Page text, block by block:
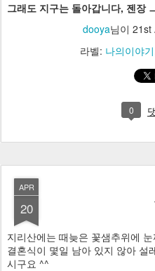
그래도 지구는 돌아갑니다, 젠장
dooya님이 21st
라벨: 나의이야기
0
APR
20
지리산에는 때늦은 꽃샘추위에
결혼식이 몇일 남아 있지 않아 설
시구요 ^^